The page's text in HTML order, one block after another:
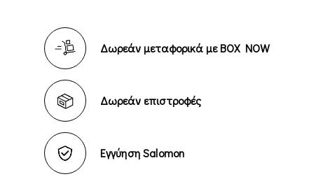
Δωρεάν μεταφορικά με BOX NOW
Δωρεάν επιστροφές
Εγγύηση Salomon